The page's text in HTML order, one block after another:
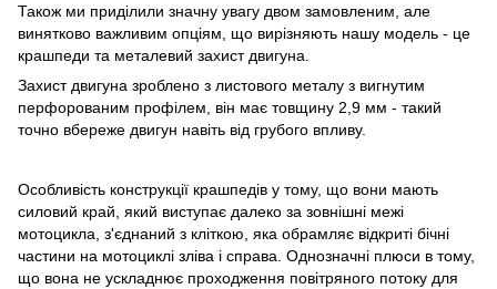
Також ми приділили значну увагу двом замовленим, але
винятково важливим опціям, що вирізняють нашу модель - це
крашпеди та металевий захист двигуна.
Захист двигуна зроблено з листового металу з вигнутим
перфорованим профілем, він має товщину 2,9 мм - такий
точно вбереже двигун навіть від грубого впливу.
Особливість конструкції крашпедів у тому, що вони мають
силовий край, який виступає далеко за зовнішні межі
мотоцикла, з'єднаний з кліткою, яка обрамляє відкриті бічні
частини на мотоциклі зліва і справа. Однозначні плюси в тому,
що вона не ускладнює проходження повітряного потоку для